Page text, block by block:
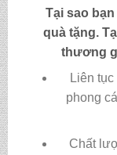
Tại sao
quà tặng.
thương
Liên
phong
Chất